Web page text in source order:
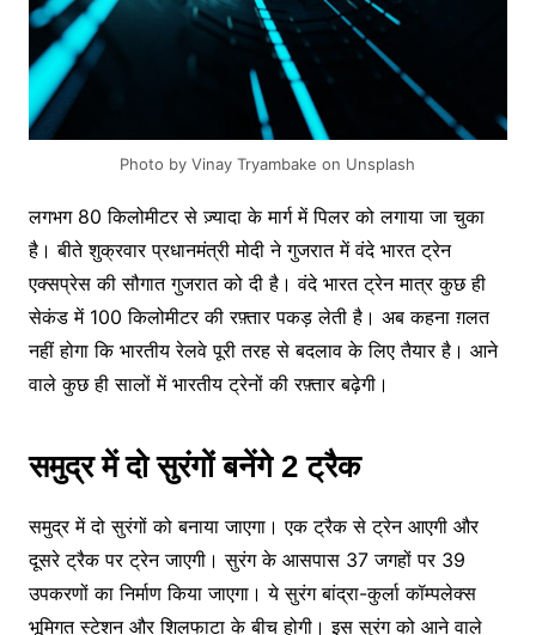
Photo by Vinay Tryambake on Unsplash
लगभग 80 किलोमीटर से ज़्यादा के मार्ग में पिलर को लगाया जा चुका
है। बीते शुक्रवार प्रधानमंत्री मोदी ने गुजरात में वंदे भारत ट्रेन
एक्सप्रेस की सौगात गुजरात को दी है। वंदे भारत ट्रेन मात्र कुछ ही
सेकंड में 100 किलोमीटर की रफ़्तार पकड़ लेती है। अब कहना ग़लत
नहीं होगा कि भारतीय रेलवे पूरी तरह से बदलाव के लिए तैयार है। आने
वाले कुछ ही सालों में भारतीय ट्रेनों की रफ़्तार बढ़ेगी।
समुद्र में दो सुरंगों बनेंगे 2 ट्रैक
समुद्र में दो सुरंगों को बनाया जाएगा। एक ट्रैक से ट्रेन आएगी और
दूसरे ट्रैक पर ट्रेन जाएगी। सुरंग के आसपास 37 जगहों पर 39
उपकरणों का निर्माण किया जाएगा। ये सुरंग बांद्रा-कुर्ला कॉम्पलेक्स
भूमिगत स्टेशन और शिलफाटा के बीच होगी। इस सुरंग को आने वाले